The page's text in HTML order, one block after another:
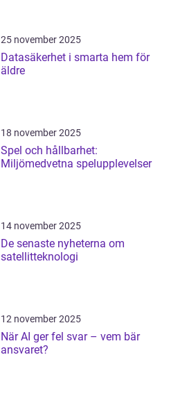
25 november 2025
Datasäkerhet i smarta hem för
äldre
18 november 2025
Spel och hållbarhet:
Miljömedvetna spelupplevelser
14 november 2025
De senaste nyheterna om
satellitteknologi
12 november 2025
När AI ger fel svar – vem bär
ansvaret?